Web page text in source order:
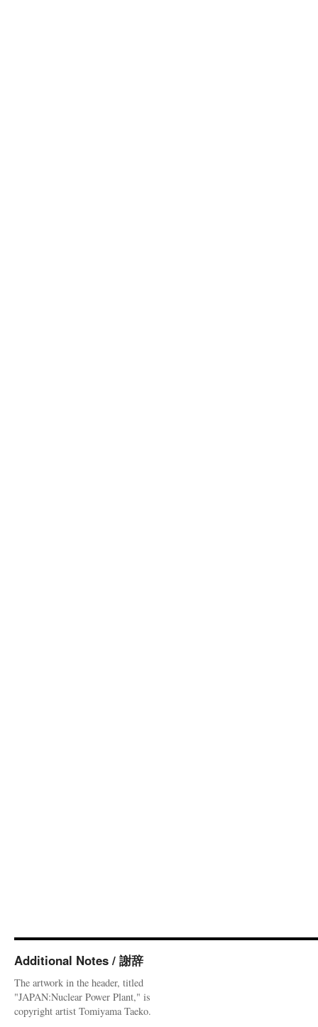
Additional Notes / 謝辞
The artwork in the header, titled
"JAPAN:Nuclear Power Plant," is
copyright artist Tomiyama Taeko.